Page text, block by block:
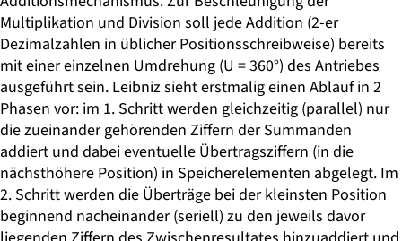
Multiplikation und Division soll jede Addition (2-er
Dezimalzahlen in üblicher Positionsschreibweise) bereits
mit einer einzelnen Umdrehung (U = 360°) des Antriebes
ausgeführt sein. Leibniz sieht erstmalig einen Ablauf in 2
Phasen vor: im 1. Schritt werden gleichzeitig (parallel) nur
die zueinander gehörenden Ziffern der Summanden
addiert und dabei eventuelle Übertragsziffern (in die
nächsthöhere Position) in Speicherelementen abgelegt. Im
2. Schritt werden die Überträge bei der kleinsten Position
beginnend nachein­ander (seriell) zu den jeweils davor